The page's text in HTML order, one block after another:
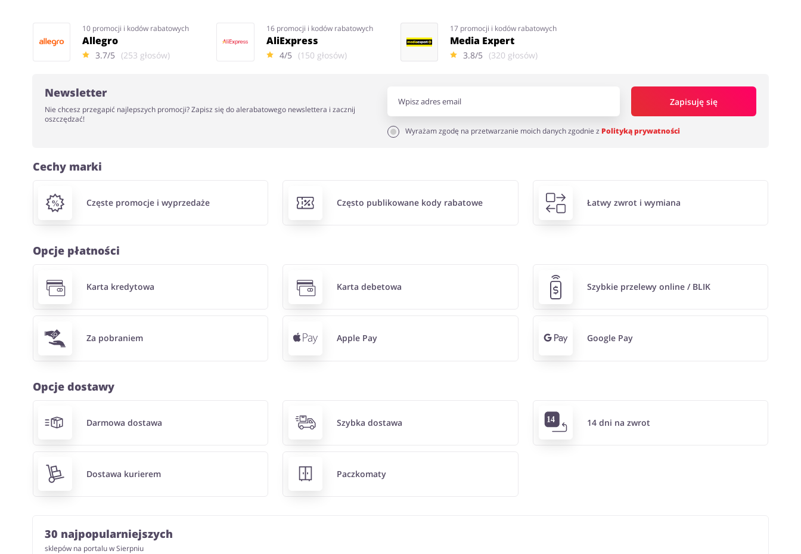
10 promocji i kodów rabatowych
Allegro
3.7/5 (253 głosów)
16 promocji i kodów rabatowych
AliExpress
4/5 (150 głosów)
17 promocji i kodów rabatowych
Media Expert
3.8/5 (320 głosów)
Newsletter
Nie chcesz przegapić najlepszych promocji? Zapisz się do alerabatowego newslettera i zacznij
oszczędzać!
Zapisuję się
Wyrażam zgodę na przetwarzanie moich danych zgodnie z Polityką prywatności
Cechy marki
Częste promocje i wyprzedaże Często publikowane kody rabatowe Łatwy zwrot i wymiana
Opcje płatności
Karta kredytowa Karta debetowa Szybkie przelewy online / BLIK
Za pobraniem Apple Pay Google Pay
Opcje dostawy
Darmowa dostawa Szybka dostawa 14 dni na zwrot
Dostawa kurierem Paczkomaty
30 najpopularniejszych
sklepów na portalu w Sierpniu